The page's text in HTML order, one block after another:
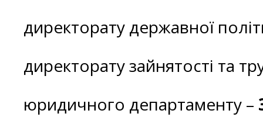
директорату державної
директорату зайнятості та
юридичного департаменту –